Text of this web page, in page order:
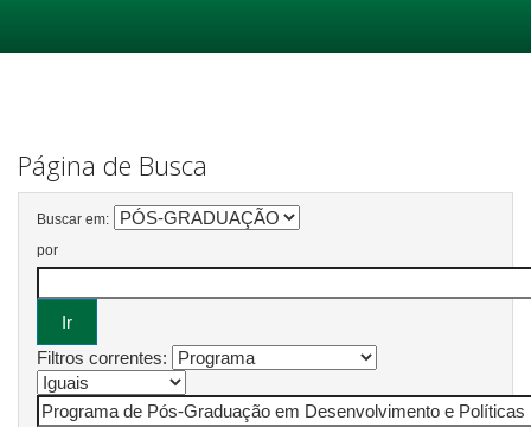
Página de Busca
Buscar em:
por
Filtros correntes: